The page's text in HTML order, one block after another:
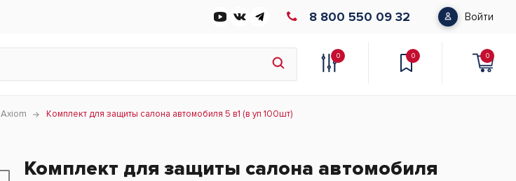
8 800 550 09 32 Войти
0 0 0
Axiom Комплект для защиты салона автомобиля 5 в1 (в уп 100шт)
Комплект для защиты салона автомобиля